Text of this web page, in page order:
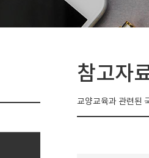
참고자
교양교육과 관련된